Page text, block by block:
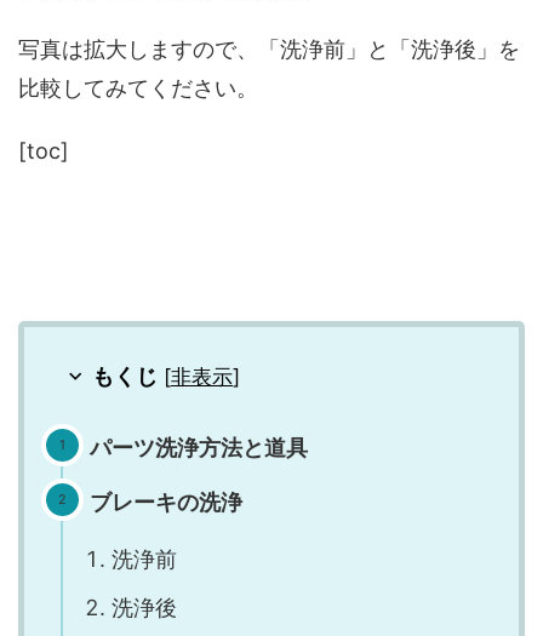
写真は拡大しますので、「洗浄前」と「洗浄後」を
比較してみてください。
[toc]
もくじ [非表示]
パーツ洗浄方法と道具
ブレーキの洗浄
洗浄前
洗浄後